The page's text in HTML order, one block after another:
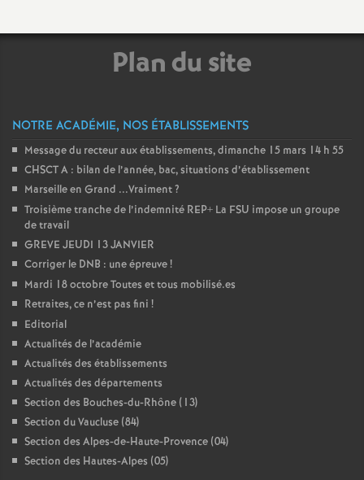
n
d
e
g
Plan du site
NOTRE ACADÉMIE, NOS ÉTABLISSEMENTS
Message du recteur aux établissements, dimanche 15 mars 14 h 55
CHSCT A : bilan de l’année, bac, situations d’établissement
Marseille en Grand ...Vraiment?
Troisième tranche de l’indemnité REP+ La FSU impose un groupe
de travail
GREVE JEUDI 13 JANVIER
Corriger le DNB : une épreuve!
Mardi 18 octobre Toutes et tous mobilisé.es
Retraites, ce n’est pas fini !
Editorial
Actualités de l’académie
Actualités des établissements
Actualités des départements
Section des Bouches-du-Rhône (13)
Section du Vaucluse (84)
Section des Alpes-de-Haute-Provence (04)
Section des Hautes-Alpes (05)